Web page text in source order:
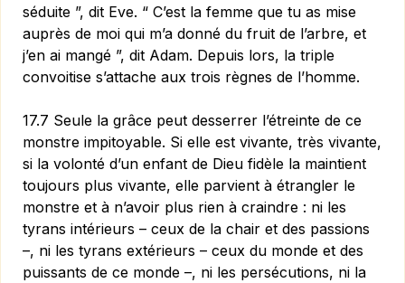
séduite ”, dit Eve. “ C’est la femme que tu as mise
auprès de moi qui m’a donné du fruit de l’arbre, et
j’en ai mangé ”, dit Adam. Depuis lors, la triple
convoitise s’attache aux trois règnes de l’homme.
17.7 Seule la grâce peut desserrer l’étreinte de ce
monstre impitoyable. Si elle est vivante, très vivante,
si la volonté d’un enfant de Dieu fidèle la maintient
toujours plus vivante, elle parvient à étrangler le
monstre et à n’avoir plus rien à craindre : ni les
tyrans intérieurs – ceux de la chair et des passions
–, ni les tyrans extérieurs – ceux du monde et des
puissants de ce monde –, ni les persécutions, ni la